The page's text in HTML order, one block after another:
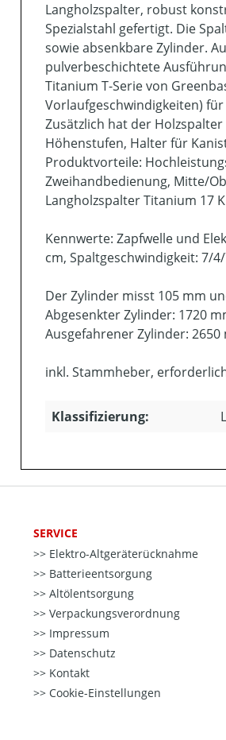
Langholzspalter, robust
Spezialstahl gefertigt. Die
sowie absenkbare Zylinder.
pulverbeschichtete
Titanium T-Serie von
Vorlaufgeschwindigkeiten)
Zusätzlich hat der
Höhenstufen, Halter für
Produktvorteile:
Zweihandbedienung, Mitte/
Langholzspalter Titanium 17
Kennwerte: Zapfwelle und
cm, Spaltgeschwindigkeit: 7/
Der Zylinder misst 105 mm
Abgesenkter Zylinder: 1720
Ausgefahrener Zylinder: 2650
inkl. Stammheber,
Klassifizierung:
SERVICE
Elektro-Altgeräterücknahme
Batterieentsorgung
Altölentsorgung
Verpackungsverordnung
Impressum
Datenschutz
Kontakt
Cookie-Einstellungen